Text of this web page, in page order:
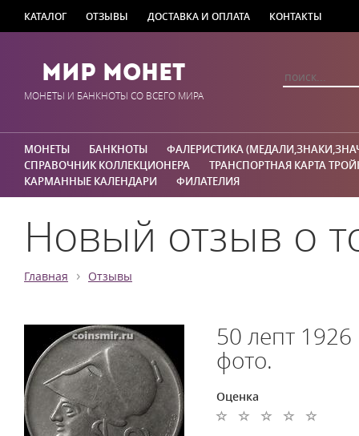
КАТАЛОГ ОТЗЫВЫ ДОСТАВКА И ОПЛАТА КОНТАКТЫ
Мир Монет
МОНЕТЫ И БАНКНОТЫ СО ВСЕГО МИРА
МОНЕТЫ БАНКНОТЫ
ФАЛЕРИСТИКА
СПРАВОЧНИК КОЛЛЕКЦИОНЕРА
ТРАНСПОРТНАЯ КАРТА
КАРМАННЫЕ КАЛЕНДАРИ
ФИЛАТЕЛИЯ
Новый отзыв о
Главная › Отзывы
50 лепт
фото.
Оценка